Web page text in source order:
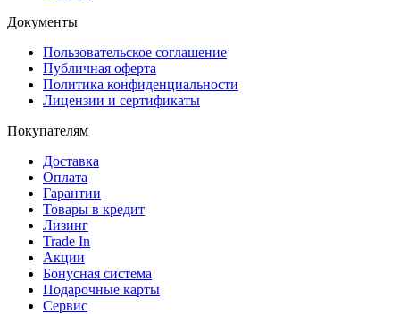
Документы
Пользовательское соглашение
Публичная оферта
Политика конфиденциальности
Лицензии и сертификаты
Покупателям
Доставка
Оплата
Гарантии
Товары в кредит
Лизинг
Trade In
Акции
Бонусная система
Подарочные карты
Сервис